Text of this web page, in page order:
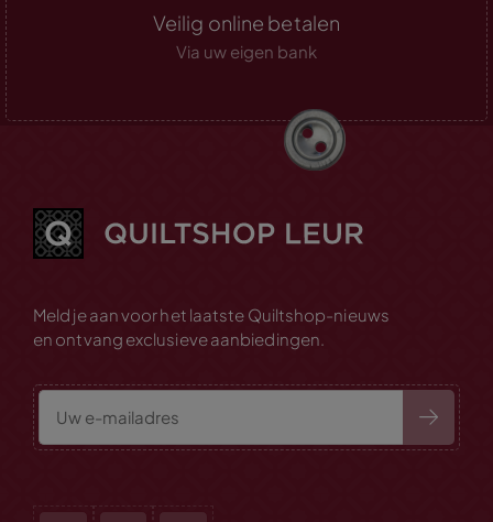
Veilig online betalen
Via uw eigen bank
Meld je aan voor het laatste Quiltshop-nieuws
en ontvang exclusieve aanbiedingen.